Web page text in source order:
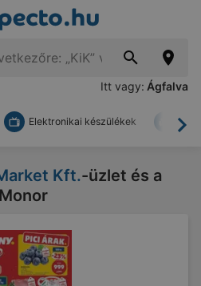
Itt vagy: Ágfalva
Elektronikai készülékek
Kft.-üzlet és a